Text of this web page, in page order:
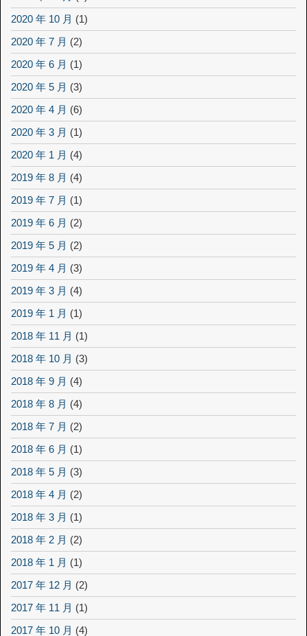
2020 年 10 月 (1)
2020 年 7 月 (2)
2020 年 6 月 (1)
2020 年 5 月 (3)
2020 年 4 月 (6)
2020 年 3 月 (1)
2020 年 1 月 (4)
2019 年 8 月 (4)
2019 年 7 月 (1)
2019 年 6 月 (2)
2019 年 5 月 (2)
2019 年 4 月 (3)
2019 年 3 月 (4)
2019 年 1 月 (1)
2018 年 11 月 (1)
2018 年 10 月 (3)
2018 年 9 月 (4)
2018 年 8 月 (4)
2018 年 7 月 (2)
2018 年 6 月 (1)
2018 年 5 月 (3)
2018 年 4 月 (2)
2018 年 3 月 (1)
2018 年 2 月 (2)
2018 年 1 月 (1)
2017 年 12 月 (2)
2017 年 11 月 (1)
2017 年 10 月 (4)